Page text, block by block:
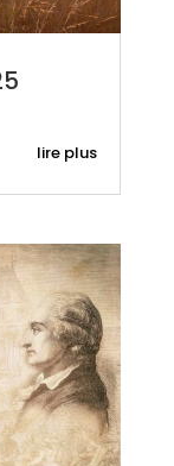
lire plus